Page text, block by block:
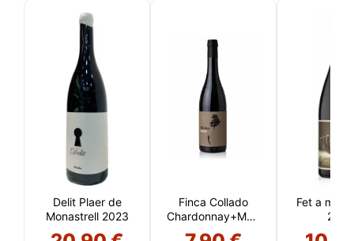
Delit Plaer de
Monastrell 2023
Finca Collado
Chardonnay+Moscatell
2024
Fet a ma
2022